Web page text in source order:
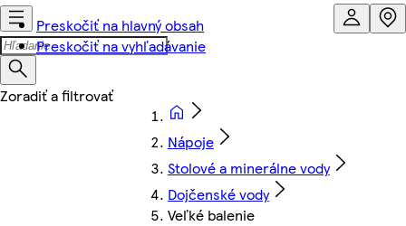
Preskočiť na hlavný obsah
Preskočiť na vyhľadávanie
Nápoje
Stolové a minerálne vody
Dojčenské vody
Veľké balenie